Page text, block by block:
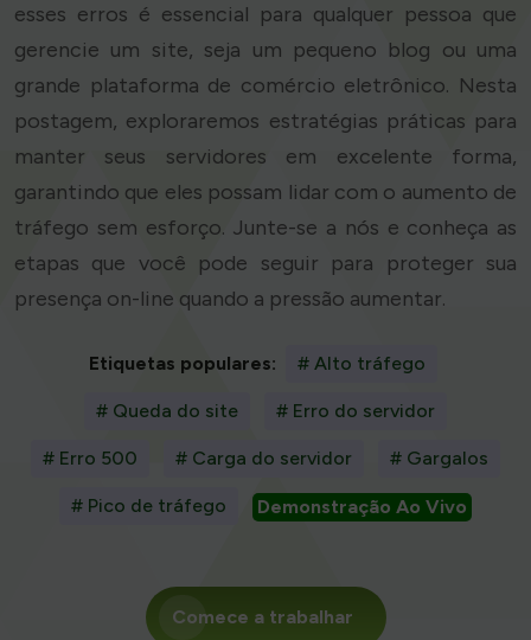
esses erros é essencial para qualquer pessoa que
gerencie um site, seja um pequeno blog ou uma
grande plataforma de comércio eletrônico. Nesta
postagem, exploraremos estratégias práticas para
manter seus servidores em excelente forma,
garantindo que eles possam lidar com o aumento de
tráfego sem esforço. Junte-se a nós e conheça as
etapas que você pode seguir para proteger sua
presença on-line quando a pressão aumentar.
Etiquetas populares: # Alto tráfego
# Queda do site # Erro do servidor
# Erro 500 # Carga do servidor # Gargalos
# Pico de tráfego Demonstração Ao Vivo
Comece a trabalhar